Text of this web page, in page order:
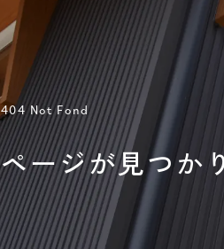
404 Not Fond
ページが見つか